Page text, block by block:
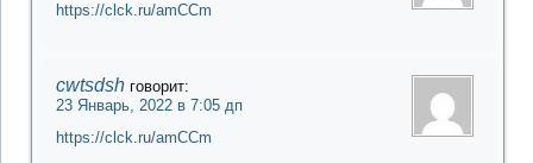
https://clck.ru/amCCm
cwtsdsh говорит:
23 Январь, 2022 в 7:05 дп
https://clck.ru/amCCm